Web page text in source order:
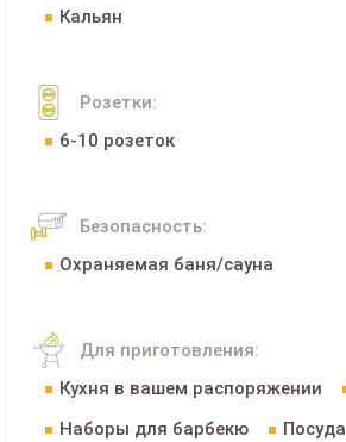
Кальян
Розетки:
6-10 розеток
Безопасность:
Охраняемая баня/сауна
Для приготовления:
Кухня в вашем распоряжении
Наборы для барбекю
Посуда